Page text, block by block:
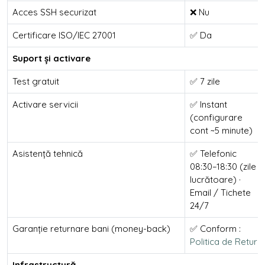
Acces SSH securizat ❌ Nu
Certificare ISO/IEC 27001 ✅ Da
Suport și activare
Test gratuit ✅ 7 zile
Activare servicii
✅ Instant
(configurare
cont ~5 minute)
Asistență tehnică
✅ Telefonic
08:30–18:30 (zile
lucrătoare) ·
Email / Tichete
24/7
Garanție returnare bani (money-back)
✅ Conform :
Politica de Retur